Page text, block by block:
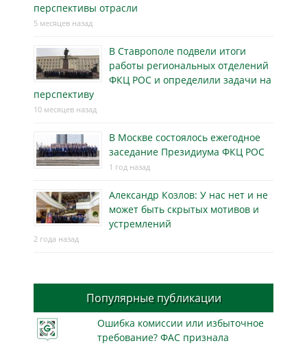
перспективы отрасли
5 месяцев назад
В Ставрополе подвели итоги
работы региональных отделений
ФКЦ РОС и определили задачи на
перспективу
10 месяцев назад
В Москве состоялось ежегодное
заседание Президиума ФКЦ РОС
1 год назад
Александр Козлов: У нас нет и не
может быть скрытых мотивов и
устремлений
2 года назад
Популярные публикации
Ошибка комиссии или избыточное
требование? ФАС признала